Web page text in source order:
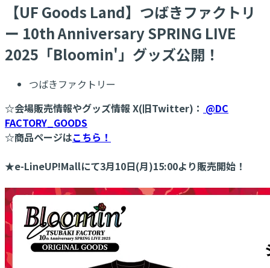
【UF Goods Land】つばきファクトリ
ー 10th Anniversary SPRING LIVE
2025「Bloomin'」グッズ公開！
つばきファクトリー
☆会場販売情報やグッズ情報 X(旧Twitter)： @DC
FACTORY_GOODS
☆商品ページはこちら！
★e-LineUP!Mallにて3月10日(月)15:00より販売開始！